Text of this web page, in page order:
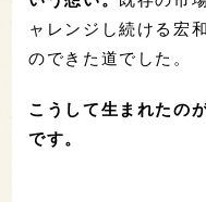
ャレンジし続ける宏
のできた道でした。
こうして生まれたの
です。